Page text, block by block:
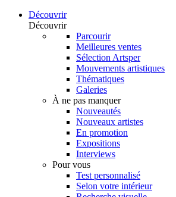
Découvrir
Découvrir
Parcourir
Meilleures ventes
Sélection Artsper
Mouvements artistiques
Thématiques
Galeries
À ne pas manquer
Nouveautés
Nouveaux artistes
En promotion
Expositions
Interviews
Pour vous
Test personnalisé
Selon votre intérieur